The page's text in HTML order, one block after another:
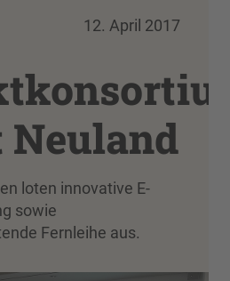
12. April 2017
loten innovative E-
sowie
Fernleihe aus.